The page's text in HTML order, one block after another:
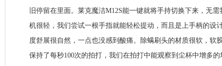
旧停留在里面。莱克魔洁M12S能一键就将手持切换下来，无
机很轻，我们尝试一根手指就能轻松提动，而且是上手柄的设
度舒展很自然，一点也没感到酸痛。除螨刷头的材质很软，软
保持了每秒100次的拍打，我们在拍打中能观察到尘杯中增多